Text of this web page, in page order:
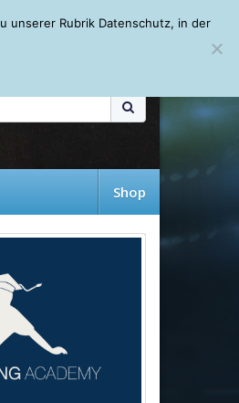
Leseempfehlungen FAQ
Shop
unserer Rubrik Datenschutz, in der